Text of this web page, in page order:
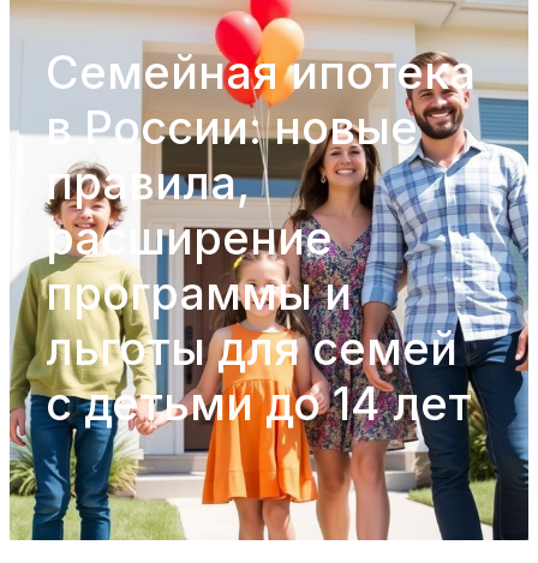
Семейная ипотека
в России: новые
правила,
расширение
программы и
льготы для семей
с детьми до 14 лет